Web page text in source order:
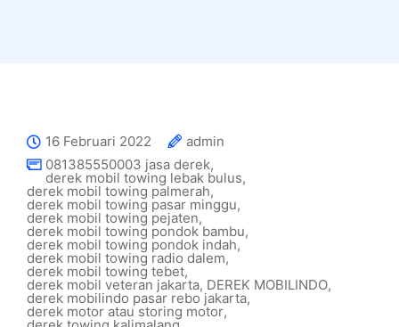
16 Februari 2022
admin
081385550003 jasa derek,
derek mobil towing lebak bulus,
derek mobil towing palmerah,
derek mobil towing pasar minggu,
derek mobil towing pejaten,
derek mobil towing pondok bambu,
derek mobil towing pondok indah,
derek mobil towing radio dalem,
derek mobil towing tebet,
derek mobil veteran jakarta, DEREK MOBILINDO,
derek mobilindo pasar rebo jakarta,
derek motor atau storing motor,